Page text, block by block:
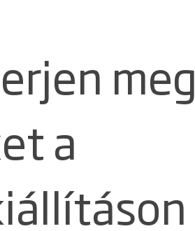
meg
a